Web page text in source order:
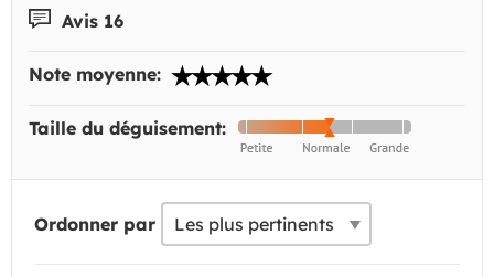
Avis 16
Note moyenne:
Taille du déguisement:
Ordonner par